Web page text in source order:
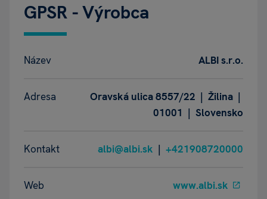
GPSR - Výrobca
Název ALBI s.r.o.
Adresa
Oravská ulica 8557/22 | Žilina |
01001 | Slovensko
Kontakt albi@albi.sk | +421908720000
Web www.albi.sk